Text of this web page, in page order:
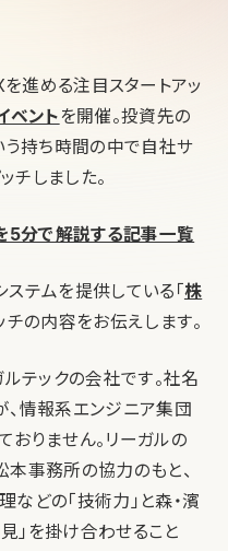
進める注目スタートアッ
ベント を開催。投資先の
う持ち時間の中で自社サ
チしました。
5分で解説する記事一覧
テムを提供している「株
チの内容をお伝えします。
テックの会社です。社名
、情報系エンジニア集団
おりません。リーガルの
本事務所の協力のもと、
どの「技術力」と森・濱
」を掛け合わせること